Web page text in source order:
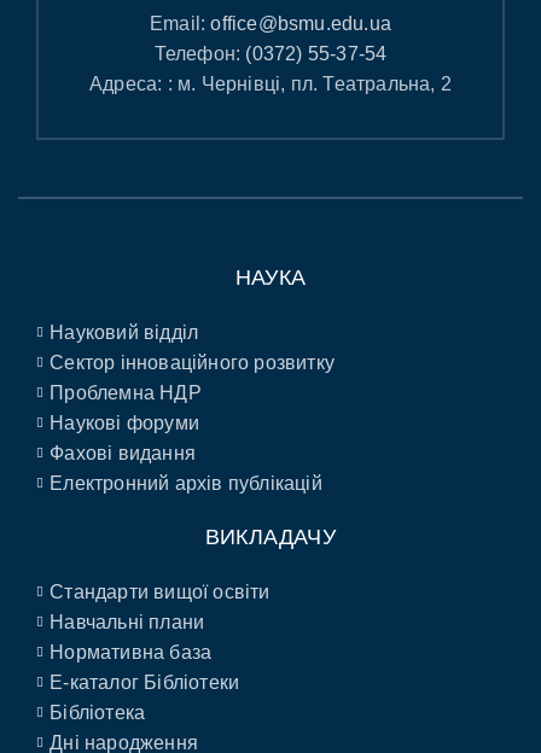
Email:office@bsmu.edu.ua
Телефон: (0372) 55-37-54
Адреса: : м. Чернівці, пл. Театральна, 2
НАУКА
Науковий відділ
Сектор інноваційного розвитку
Проблемна НДР
Наукові форуми
Фахові видання
Електронний архів публікацій
ВИКЛАДАЧУ
Стандарти вищої освіти
Навчальні плани
Нормативна база
E-каталог Бібліотеки
Бібліотека
Дні народження